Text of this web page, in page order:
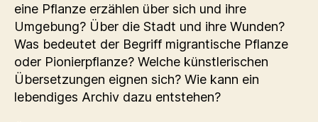
eine Pflanze erzählen über sich und ihre
Umgebung? Über die Stadt und ihre Wunden?
Was bedeutet der Begriff migrantische Pflanze
oder Pionierpflanze? Welche künstlerischen
Übersetzungen eignen sich? Wie kann ein
lebendiges Archiv dazu entstehen?